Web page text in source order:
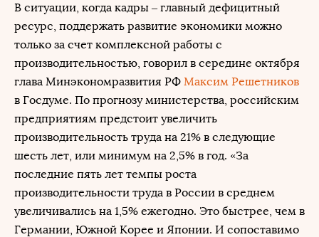
В ситуации, когда кадры – главный дефицитный
ресурс, поддержать развитие экономики можно
только за счет комплексной работы с
производительностью, говорил в середине октября
глава Минэкономразвития РФ Максим Решетников
в Госдуме. По прогнозу министерства, российским
предприятиям предстоит увеличить
производительность труда на 21% в следующие
шесть лет, или минимум на 2,5% в год. «За
последние пять лет темпы роста
производительности труда в России в среднем
увеличивались на 1,5% ежегодно. Это быстрее, чем в
Германии, Южной Корее и Японии. И сопоставимо